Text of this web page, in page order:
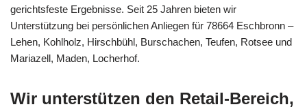
gerichtsfeste Ergebnisse. Seit 25 Jahren bieten wir
Unterstützung bei persönlichen Anliegen für 78664 Eschbronn –
Lehen, Kohlholz, Hirschbühl, Burschachen, Teufen, Rotsee und
Mariazell, Maden, Locherhof.
Wir unterstützen den Retail-Bereich,